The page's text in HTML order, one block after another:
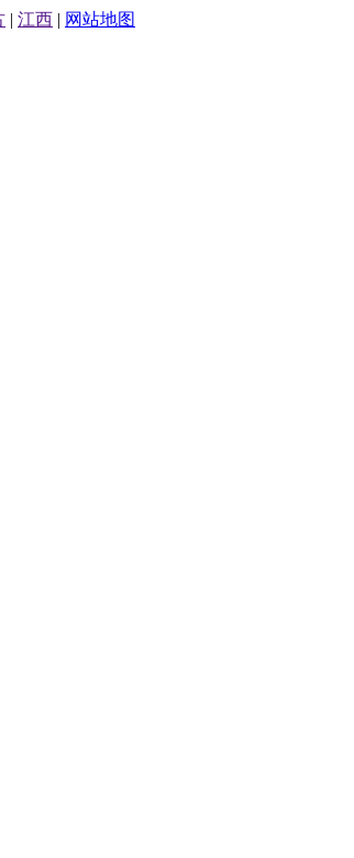
| 江西 | 网站地图